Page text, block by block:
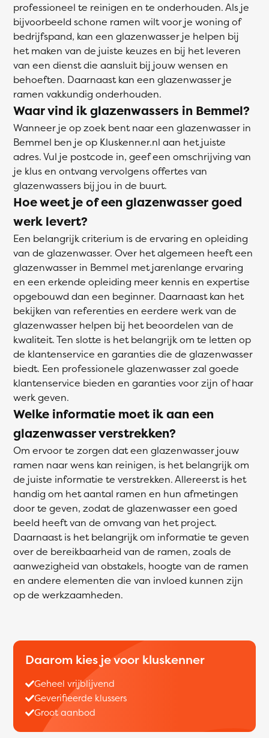
professioneel te reinigen en te onderhouden. Als je
bijvoorbeeld schone ramen wilt voor je woning of
bedrijfspand, kan een glazenwasser je helpen bij
het maken van de juiste keuzes en bij het leveren
van een dienst die aansluit bij jouw wensen en
behoeften. Daarnaast kan een glazenwasser je
ramen vakkundig onderhouden.
Waar vind ik glazenwassers in Bemmel?
Wanneer je op zoek bent naar een glazenwasser in
Bemmel ben je op Kluskenner.nl aan het juiste
adres. Vul je postcode in, geef een omschrijving van
je klus en ontvang vervolgens offertes van
glazenwassers bij jou in de buurt.
Hoe weet je of een glazenwasser goed
werk levert?
Een belangrijk criterium is de ervaring en opleiding
van de glazenwasser. Over het algemeen heeft een
glazenwasser in Bemmel met jarenlange ervaring
en een erkende opleiding meer kennis en expertise
opgebouwd dan een beginner. Daarnaast kan het
bekijken van referenties en eerdere werk van de
glazenwasser helpen bij het beoordelen van de
kwaliteit. Ten slotte is het belangrijk om te letten op
de klantenservice en garanties die de glazenwasser
biedt. Een professionele glazenwasser zal goede
klantenservice bieden en garanties voor zijn of haar
werk geven.
Welke informatie moet ik aan een
glazenwasser verstrekken?
Om ervoor te zorgen dat een glazenwasser jouw
ramen naar wens kan reinigen, is het belangrijk om
de juiste informatie te verstrekken. Allereerst is het
handig om het aantal ramen en hun afmetingen
door te geven, zodat de glazenwasser een goed
beeld heeft van de omvang van het project.
Daarnaast is het belangrijk om informatie te geven
over de bereikbaarheid van de ramen, zoals de
aanwezigheid van obstakels, hoogte van de ramen
en andere elementen die van invloed kunnen zijn
op de werkzaamheden.
Daarom kies je voor kluskenner
Geheel vrijblijvend
Geverifieerde klussers
Groot aanbod